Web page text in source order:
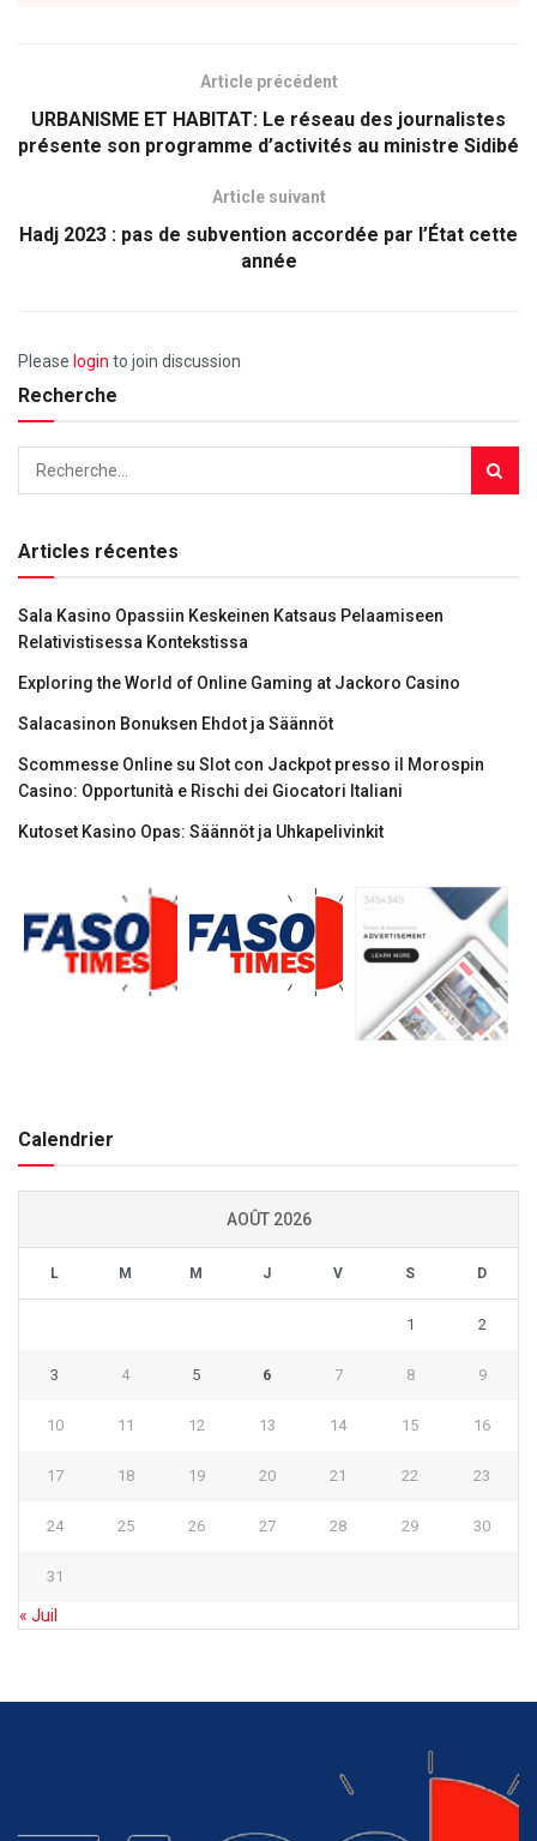
Article précédent
URBANISME ET HABITAT: Le réseau des journalistes
présente son programme d’activités au ministre Sidibé
Article suivant
Hadj 2023 : pas de subvention accordée par l’État cette
année
Please login to join discussion
Recherche
Articles récentes
Sala Kasino Opassiin Keskeinen Katsaus Pelaamiseen
Relativistisessa Kontekstissa
Exploring the World of Online Gaming at Jackoro Casino
Salacasinon Bonuksen Ehdot ja Säännöt
Scommesse Online su Slot con Jackpot presso il Morospin
Casino: Opportunità e Rischi dei Giocatori Italiani
Kutoset Kasino Opas: Säännöt ja Uhkapelivinkit
Calendrier
AOÛT 2026
L M M J V S D
1 2
3 4 5 6 7 8 9
10 11 12 13 14 15 16
17 18 19 20 21 22 23
24 25 26 27 28 29 30
31
« Juil